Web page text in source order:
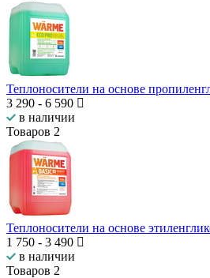
Теплоносители на основе
3 290 - 6 590
в наличии
Товаров 2
Теплоносители на основе
1 750 - 3 490
в наличии
Товаров 2